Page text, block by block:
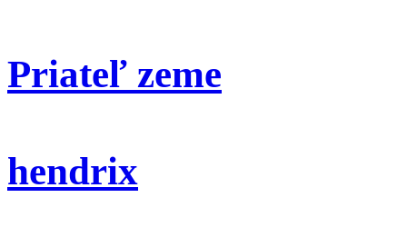
Priateľ zeme
hendrix